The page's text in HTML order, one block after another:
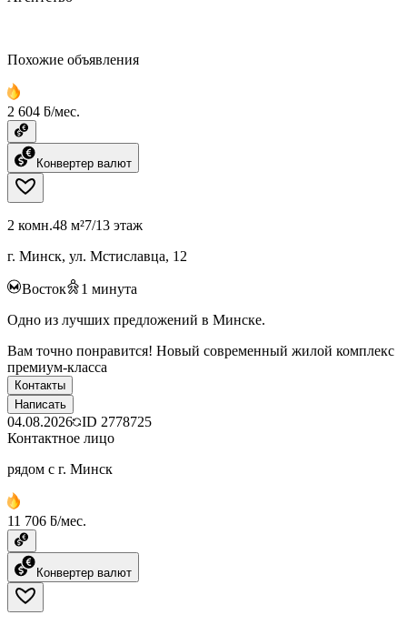
Похожие объявления
2 604 ƃ/мес.
Конвертер валют
2 комн.48 м²7/13 этаж
г. Минск, ул. Мстиславца, 12
Восток 1 минута
Одно из лучших предложений в Минске.
Вам точно понравится! Новый современный жилой комплекс
премиум-класса
Контакты
Написать
04.08.2026 ID 2778725
Контактное лицо
рядом с г. Минск
11 706 ƃ/мес.
Конвертер валют